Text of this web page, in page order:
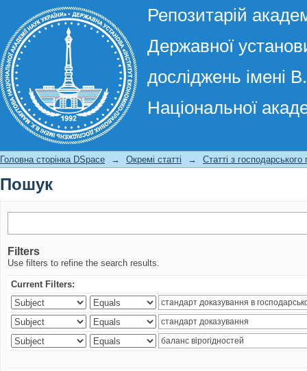
Репозитарій
Державної
досліджень імені
Національної
Пошук
Головна сторінка DSpace → Окремі статті → Статті з господарського
Пошук
Filters
Use filters to refine the search results.
Current Filters: